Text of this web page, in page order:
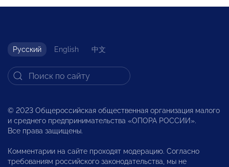
Русский English 中文
© 2023 Общероссийская общественная организация малого
и среднего предпринимательства «ОПОРА РОССИИ».
Все права защищены.
Комментарии на сайте проходят модерацию. Согласно
требованиям российского законодательства, мы не